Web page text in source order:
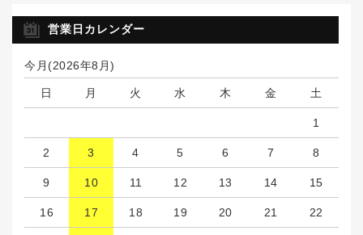
営業日カレンダー
今月(2026年8月)
日 月 火 水 木 金 土
1
2 3 4 5 6 7 8
9 10 11 12 13 14 15
16 17 18 19 20 21 22